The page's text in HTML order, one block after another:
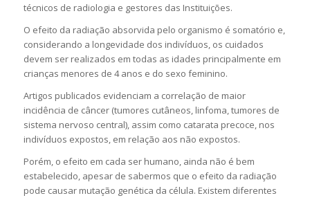
técnicos de radiologia e gestores das Instituições.
O efeito da radiação absorvida pelo organismo é somatório e,
considerando a longevidade dos indivíduos, os cuidados
devem ser realizados em todas as idades principalmente em
crianças menores de 4 anos e do sexo feminino.
Artigos publicados evidenciam a correlação de maior
incidência de câncer (tumores cutâneos, linfoma, tumores de
sistema nervoso central), assim como catarata precoce, nos
indivíduos expostos, em relação aos não expostos.
Porém, o efeito em cada ser humano, ainda não é bem
estabelecido, apesar de sabermos que o efeito da radiação
pode causar mutação genética da célula. Existem diferentes